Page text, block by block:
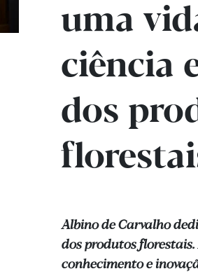
uma
ciência
dos
Albino de Carvalho
dos produtos
conhecimento e